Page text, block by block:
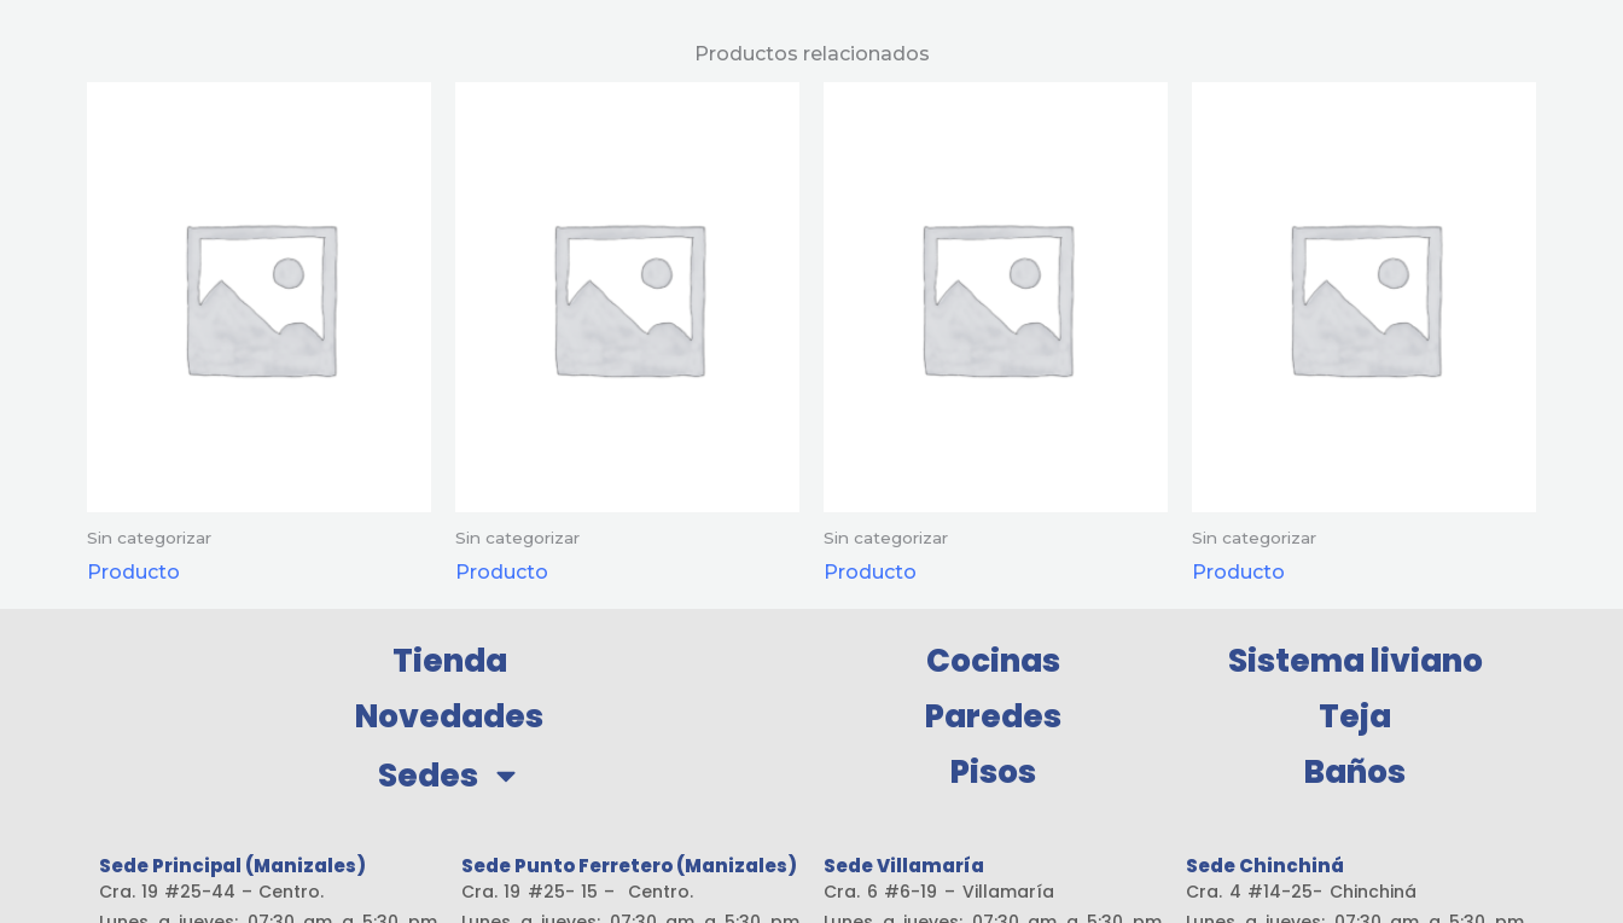
Productos relacionados
Sin categorizar
Producto
Sin categorizar
Producto
Sin categorizar
Producto
Sin categorizar
Producto
Tienda
Novedades
Sedes
Cocinas
Paredes
Pisos
Sistema liviano
Teja
Baños
Sede Principal (Manizales)
Cra. 19 #25-44 – Centro.
Sede Punto Ferretero (Manizales)
Cra. 19 #25- 15 – Centro.
Sede Villamaría
Cra. 6 #6-19 – Villamaría
Sede Chinchiná
Cra. 4 #14-25- Chinchiná